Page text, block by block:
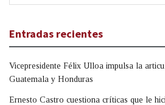
Entradas recientes
Vicepresidente Félix Ulloa impulsa la
Guatemala y Honduras
Ernesto Castro cuestiona críticas que le